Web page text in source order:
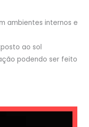
ambientes internos e
ao sol
podendo ser feito